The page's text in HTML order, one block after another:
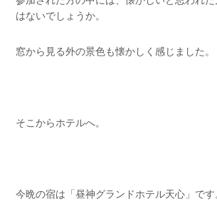
はないでしょうか。
窓から見る外の景色も懐かしく感じました。
そこからホテルへ。
今晩の宿は「昼神グランドホテル天心」です